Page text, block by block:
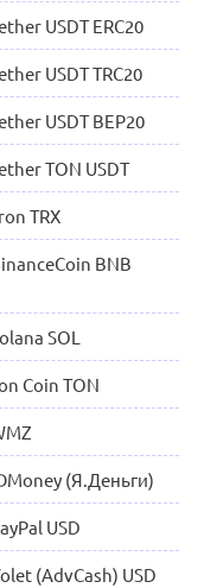
USDT ERC20
USDT TRC20
USDT BEP20
TON USDT
TRX
BNB
SOL
Coin TON
(Я.Деньги)
USD
(AdvCash) USD